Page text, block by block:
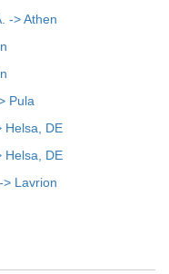
-> Athen
Pula
Helsa, DE
Helsa, DE
Lavrion